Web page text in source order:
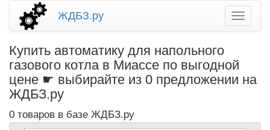
ЖДБЗ.ру
Купить автоматику для напольного
газового котла в Миассе по выгодной
цене ☛ выбирайте из 0 предложении на
ЖДБЗ.ру
0 товаров в базе ЖДБЗ.ру